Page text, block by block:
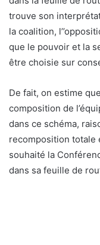
trouve son
la coalition,
que le pouvoir et la
être choisie sur
De fait, on estime
composition de
dans ce schéma,
recomposition totale
souhaité la
dans sa feuille de